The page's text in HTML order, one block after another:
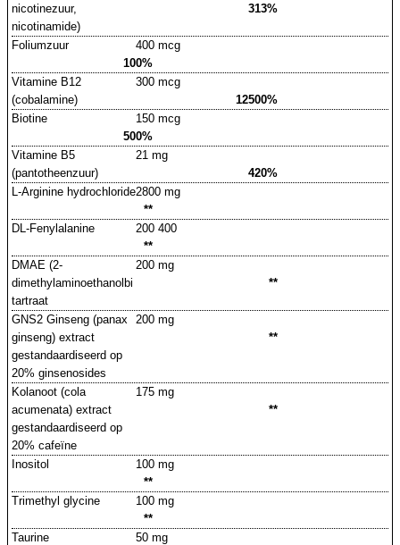
nicotinezuur,
nicotinamide)
313%
Foliumzuur
400 mcg
100%
Vitamine B12
(cobalamine)
300 mcg
12500%
Biotine
150 mcg
500%
Vitamine B5
(pantotheenzuur)
21 mg
420%
L-Arginine hydrochloride2800 mg
**
DL-Fenylalanine
200 400
**
DMAE (2-
dimethylaminoethanolbi
tartraat
200 mg
**
GNS2 Ginseng (panax
ginseng) extract
gestandaardiseerd op
20% ginsenosides
200 mg
**
Kolanoot (cola
acumenata) extract
gestandaardiseerd op
20% cafeïne
175 mg
**
Inositol
100 mg
**
Trimethyl glycine
100 mg
**
Taurine
50 mg